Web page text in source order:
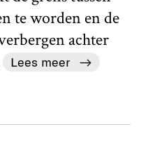
te worden en de
achter
Lees meer